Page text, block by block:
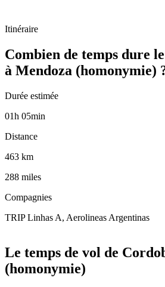
Itinéraire
Combien de temps dure
à Mendoza (homonymie)
Durée estimée
01h 05min
Distance
463 km
288 miles
Compagnies
TRIP Linhas A, Aerolineas Argentinas
+
−
Le temps de vol de
(homonymie)